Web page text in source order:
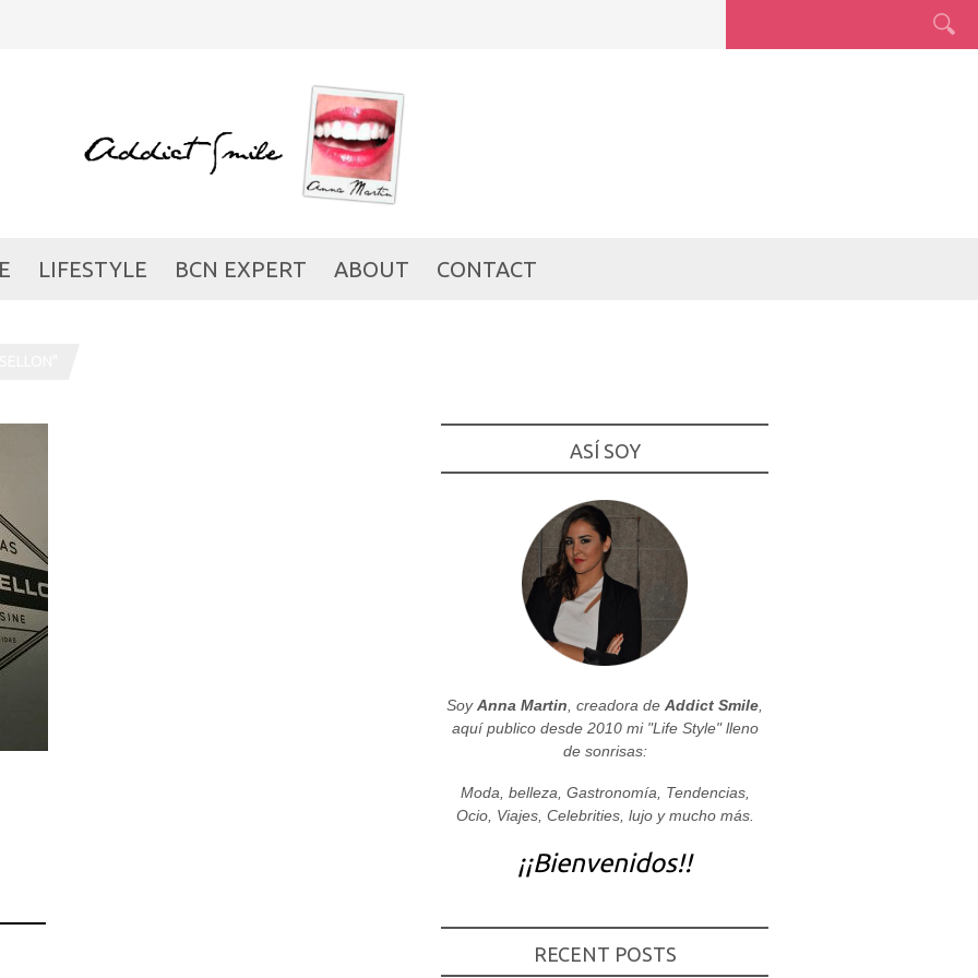
LIFESTYLE BCN EXPERT ABOUT CONTACT
ASÍ SOY
SoyAnna Martin , creadora de Addict Smile
aquí publico desde 2010 mi "Life Style" lleno
de sonrisas:
Moda, belleza, Gastronomía, Tendencias,
Ocio, Viajes, Celebrities, lujo y mucho más.
¡¡Bienvenidos!!
RECENT POSTS